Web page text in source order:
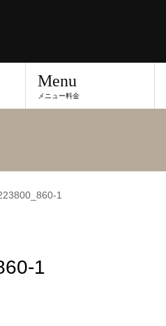
Menu
メニュー料金
1
1